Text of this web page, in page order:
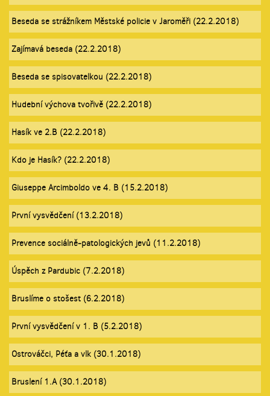
Beseda se strážníkem Městské policie v Jaroměři (22.2.2018)
Zajímavá beseda (22.2.2018)
Beseda se spisovatelkou (22.2.2018)
Hudební výchova tvořivě (22.2.2018)
Hasík ve 2.B (22.2.2018)
Kdo je Hasík? (22.2.2018)
Giuseppe Arcimboldo ve 4. B (15.2.2018)
První vysvědčení (13.2.2018)
Prevence sociálně-patologických jevů (11.2.2018)
Úspěch z Pardubic (7.2.2018)
Bruslíme o stošest (6.2.2018)
První vysvědčení v 1. B (5.2.2018)
Ostrováčci, Péťa a vlk (30.1.2018)
Bruslení 1.A (30.1.2018)